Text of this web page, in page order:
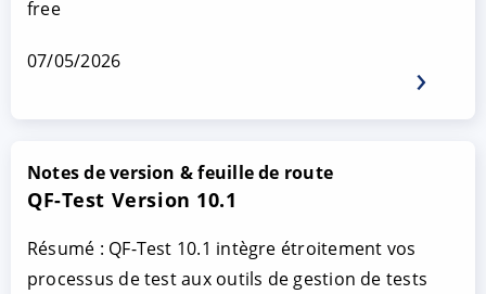
free
07/05/2026
Notes de version & feuille de route
QF-Test Version 10.1
Résumé : QF-Test 10.1 intègre étroitement vos
processus de test aux outils de gestion de tests